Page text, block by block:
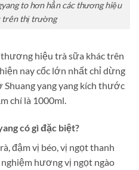
to hơn hẳn các thương hiệu
trên thị trường
hiệu trà sữa khác trên
nay cốc lớn nhất chỉ dừng
yang yang kích thước
chí là 1000ml.
có gì đặc biệt?
đậm vị béo, vị ngọt thanh
hương vị ngọt ngào